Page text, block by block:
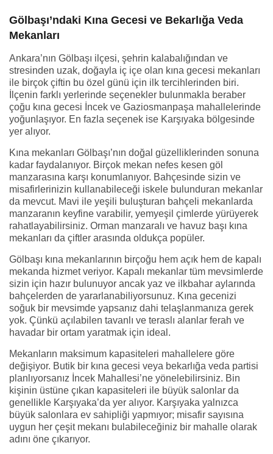
Gölbaşı’ndaki Kına Gecesi ve Bekarlığa Veda
Mekanları
Ankara’nın Gölbaşı ilçesi, şehrin kalabalığından ve
stresinden uzak, doğayla iç içe olan kına gecesi mekanları
ile birçok çiftin bu özel günü için ilk tercihlerinden biri.
İlçenin farklı yerlerinde seçenekler bulunmakla beraber
çoğu kına gecesi İncek ve Gaziosmanpaşa mahallelerinde
yoğunlaşıyor. En fazla seçenek ise Karşıyaka bölgesinde
yer alıyor.
Kına mekanları Gölbaşı’nın doğal güzelliklerinden sonuna
kadar faydalanıyor. Birçok mekan nefes kesen göl
manzarasına karşı konumlanıyor. Bahçesinde sizin ve
misafirlerinizin kullanabileceği iskele bulunduran mekanlar
da mevcut. Mavi ile yeşili buluşturan bahçeli mekanlarda
manzaranın keyfine varabilir, yemyeşil çimlerde yürüyerek
rahatlayabilirsiniz. Orman manzaralı ve havuz başı kına
mekanları da çiftler arasında oldukça popüler.
Gölbaşı kına mekanlarının birçoğu hem açık hem de kapalı
mekanda hizmet veriyor. Kapalı mekanlar tüm mevsimlerde
sizin için hazır bulunuyor ancak yaz ve ilkbahar aylarında
bahçelerden de yararlanabiliyorsunuz. Kına gecenizi
soğuk bir mevsimde yapsanız dahi telaşlanmanıza gerek
yok. Çünkü açılabilen tavanlı ve teraslı alanlar ferah ve
havadar bir ortam yaratmak için ideal.
Mekanların maksimum kapasiteleri mahallelere göre
değişiyor. Butik bir kına gecesi veya bekarlığa veda partisi
planlıyorsanız İncek Mahallesi’ne yönelebilirsiniz. Bin
kişinin üstüne çıkan kapasiteleri ile büyük salonlar da
genellikle Karşıyaka’da yer alıyor. Karşıyaka yalnızca
büyük salonlara ev sahipliği yapmıyor; misafir sayısına
uygun her çeşit mekanı bulabileceğiniz bir mahalle olarak
adını öne çıkarıyor.